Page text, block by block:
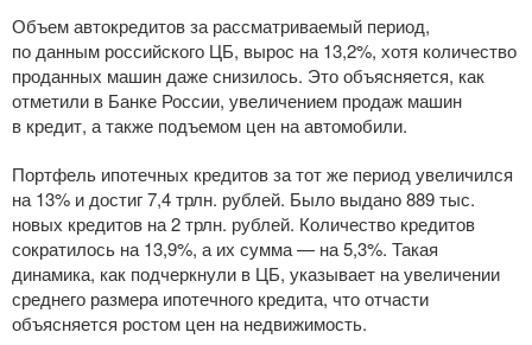
Объем автокредитов за рассматриваемый период,
по данным российского ЦБ, вырос на 13,2%, хотя количество
проданных машин даже снизилось. Это объясняется, как
отметили в Банке России, увеличением продаж машин
в кредит, а также подъемом цен на автомобили.
Портфель ипотечных кредитов за тот же период увеличился
на 13% и достиг 7,4 трлн. рублей. Было выдано 889 тыс.
новых кредитов на 2 трлн. рублей. Количество кредитов
сократилось на 13,9%, а их сумма — на 5,3%. Такая
динамика, как подчеркнули в ЦБ, указывает на увеличении
среднего размера ипотечного кредита, что отчасти
объясняется ростом цен на недвижимость.